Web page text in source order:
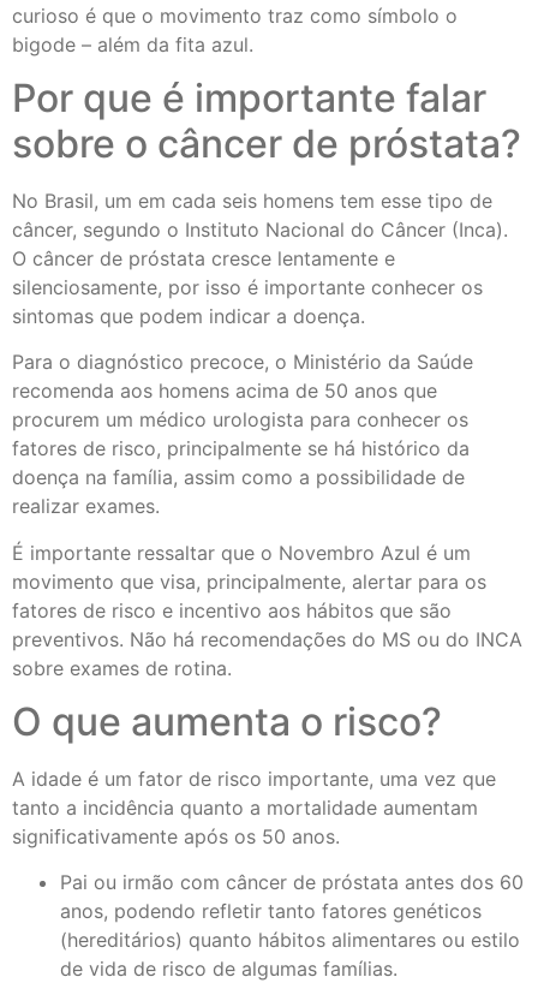
curioso é que o movimento traz como símbolo o
bigode – além da fita azul.
Por que é importante falar
sobre o câncer de próstata?
No Brasil, um em cada seis homens tem esse tipo de
câncer, segundo o Instituto Nacional do Câncer (Inca).
O câncer de próstata cresce lentamente e
silenciosamente, por isso é importante conhecer os
sintomas que podem indicar a doença.
Para o diagnóstico precoce, o Ministério da Saúde
recomenda aos homens acima de 50 anos que
procurem um médico urologista para conhecer os
fatores de risco, principalmente se há histórico da
doença na família, assim como a possibilidade de
realizar exames.
É importante ressaltar que o Novembro Azul é um
movimento que visa, principalmente, alertar para os
fatores de risco e incentivo aos hábitos que são
preventivos. Não há recomendações do MS ou do INCA
sobre exames de rotina.
O que aumenta o risco?
A idade é um fator de risco importante, uma vez que
tanto a incidência quanto a mortalidade aumentam
significativamente após os 50 anos.
Pai ou irmão com câncer de próstata antes dos 60
anos, podendo refletir tanto fatores genéticos
(hereditários) quanto hábitos alimentares ou estilo
de vida de risco de algumas famílias.